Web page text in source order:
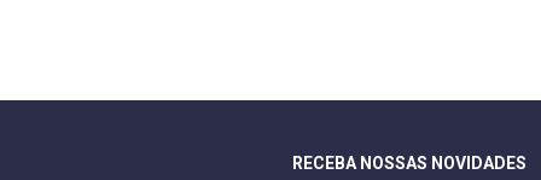
RECEBA NOSSAS NOVIDADES